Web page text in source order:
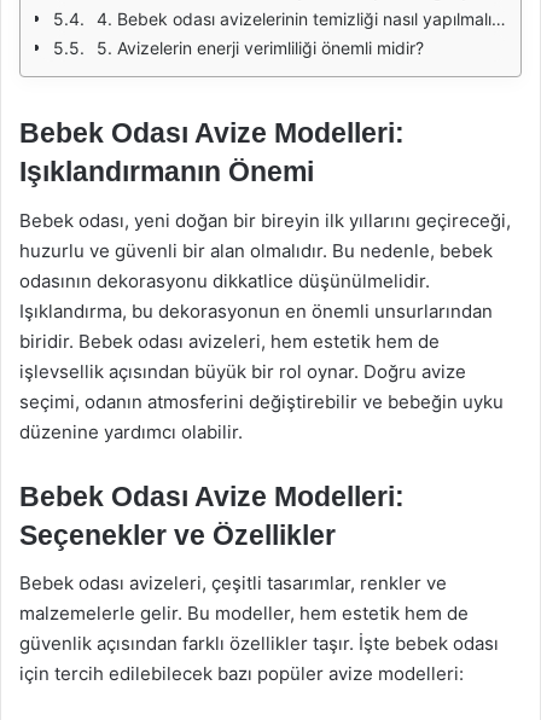
4. Bebek odası avizelerinin temizliği nasıl yapılmalıdır?
5. Avizelerin enerji verimliliği önemli midir?
Bebek Odası Avize Modelleri:
Işıklandırmanın Önemi
Bebek odası, yeni doğan bir bireyin ilk yıllarını geçireceği,
huzurlu ve güvenli bir alan olmalıdır. Bu nedenle, bebek
odasının dekorasyonu dikkatlice düşünülmelidir.
Işıklandırma, bu dekorasyonun en önemli unsurlarından
biridir. Bebek odası avizeleri, hem estetik hem de
işlevsellik açısından büyük bir rol oynar. Doğru avize
seçimi, odanın atmosferini değiştirebilir ve bebeğin uyku
düzenine yardımcı olabilir.
Bebek Odası Avize Modelleri:
Seçenekler ve Özellikler
Bebek odası avizeleri, çeşitli tasarımlar, renkler ve
malzemelerle gelir. Bu modeller, hem estetik hem de
güvenlik açısından farklı özellikler taşır. İşte bebek odası
için tercih edilebilecek bazı popüler avize modelleri: